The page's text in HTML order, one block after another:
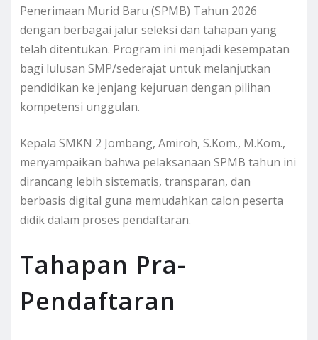
Penerimaan Murid Baru (SPMB) Tahun 2026
dengan berbagai jalur seleksi dan tahapan yang
telah ditentukan. Program ini menjadi kesempatan
bagi lulusan SMP/sederajat untuk melanjutkan
pendidikan ke jenjang kejuruan dengan pilihan
kompetensi unggulan.
Kepala SMKN 2 Jombang, Amiroh, S.Kom., M.Kom.,
menyampaikan bahwa pelaksanaan SPMB tahun ini
dirancang lebih sistematis, transparan, dan
berbasis digital guna memudahkan calon peserta
didik dalam proses pendaftaran.
Tahapan Pra-
Pendaftaran